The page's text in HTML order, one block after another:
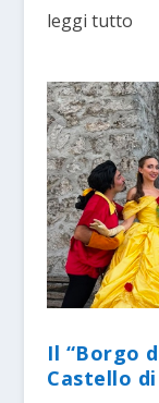
leggi tutto
Il “Borgo
Castello